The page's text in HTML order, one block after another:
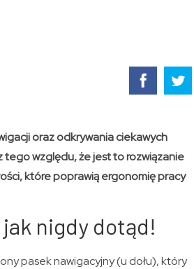
oraz odkrywania ciekawych
tego względu, że jest to rozwiązanie
które poprawią ergonomię pracy
nigdy dotąd!
pasek nawigacyjny (u dołu), który